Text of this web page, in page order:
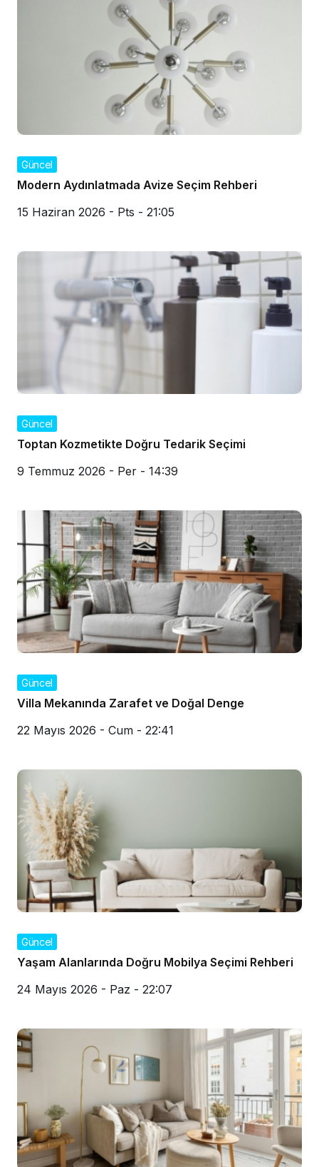
Güncel
Modern Aydınlatmada Avize Seçim Rehberi
15 Haziran 2026 - Pts - 21:05
Güncel
Toptan Kozmetikte Doğru Tedarik Seçimi
9 Temmuz 2026 - Per - 14:39
Güncel
Villa Mekanında Zarafet ve Doğal Denge
22 Mayıs 2026 - Cum - 22:41
Güncel
Yaşam Alanlarında Doğru Mobilya Seçimi Rehberi
24 Mayıs 2026 - Paz - 22:07